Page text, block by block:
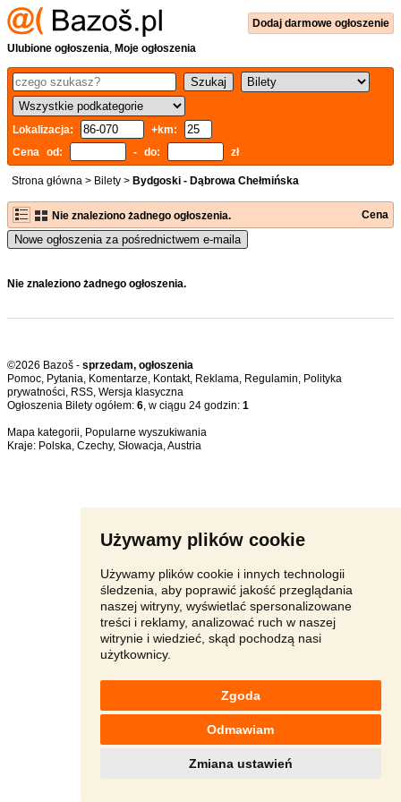
Używamy plików cookie
Używamy plików cookie i innych technologii
śledzenia, aby poprawić jakość przeglądania
naszej witryny, wyświetlać spersonalizowane
treści i reklamy, analizować ruch w naszej
witrynie i wiedzieć, skąd pochodzą nasi
użytkownicy.
Zgoda
Odmawiam
Zmiana ustawień
Dodaj darmowe ogłoszenie
Ulubione ogłoszenia, Moje ogłoszenia
Lokalizacja:
+km:
Cena od:
- do: zł
Strona główna > Bilety > Bydgoski - Dąbrowa Chełmińska
Nie znaleziono żadnego ogłoszenia. Cena
Nowe ogłoszenia za pośrednictwem e-maila
Nie znaleziono żadnego ogłoszenia.
©2026 Bazoš - sprzedam, ogłoszenia
Pomoc, Pytania, Komentarze, Kontakt, Reklama, Regulamin, Polityka
prywatności, RSS,
Ogłoszenia Bilety ogółem: 6, w ciągu 24 godzin: 1
Mapa kategorii, Popularne wyszukiwania
Kraje: Polska, Czechy, Słowacja,Austria